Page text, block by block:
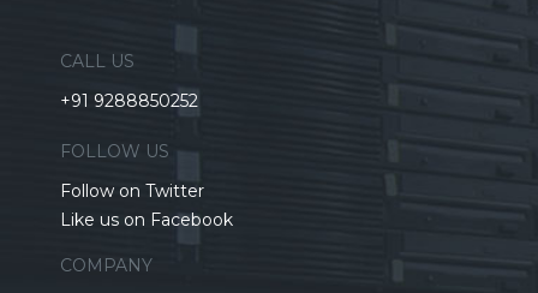
CALL US
+91 9288850252
FOLLOW US
Follow on Twitter
Like us on Facebook
COMPANY